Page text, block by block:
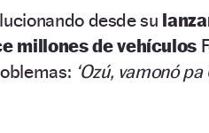
desde su
millones de vehículos
‘Ozú, vamonó pa